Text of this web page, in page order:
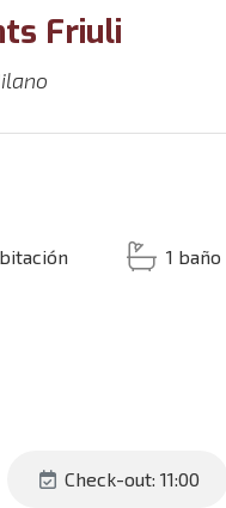
Friuli
1 baño
Check-out: 11:00